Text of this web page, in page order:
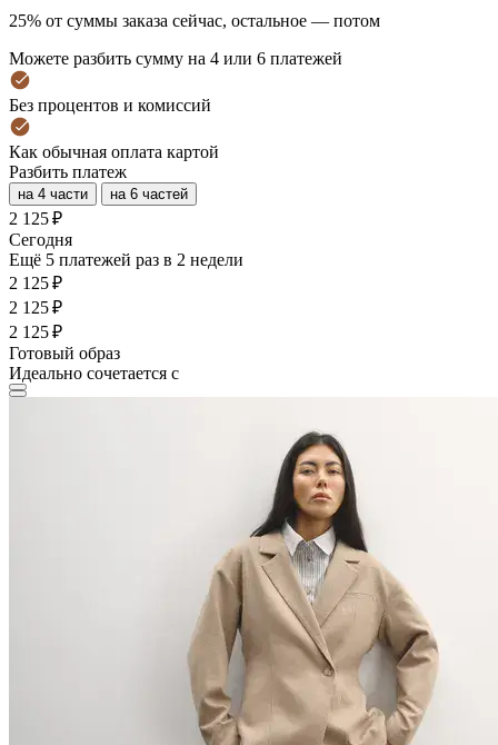
25% от суммы заказа сейчас, остальное — потом
Можете разбить сумму на 4 или 6 платежей
Без процентов и комиссий
Как обычная оплата картой
Разбить платеж
на 4 части на 6 частей
2 125 ₽
Cегодня
Ещё 5 платежей раз в 2 недели
2 125 ₽
2 125 ₽
2 125 ₽
Готовый образ
Идеально сочетается с